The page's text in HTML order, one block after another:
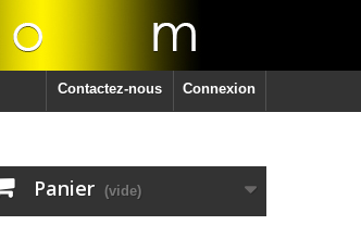
Connexion
Contactez-nous
Panier (vide)